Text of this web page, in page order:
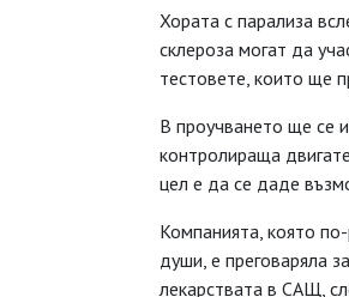
Хората с парализа
склероза могат да
тестовете, които ще
В проучването ще се
контролираща
цел е да се даде
Компанията, която
души, е преговаряла
лекарствата в САЩ,